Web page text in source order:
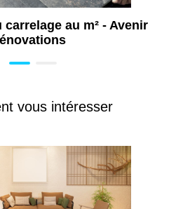
au m² - Avenir
vous intéresser